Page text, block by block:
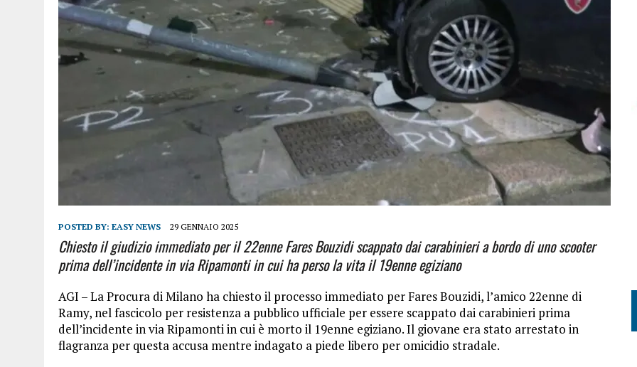
POSTED BY: EASY NEWS 29 GENNAIO 2025
Chiesto il giudizio immediato per il 22enne Fares Bouzidi scappato dai carabinieri a bordo di uno scooter
prima dell’incidente in via Ripamonti in cui ha perso la vita il 19enne egiziano
AGI – La Procura di Milano ha chiesto il processo immediato per Fares Bouzidi, l’amico 22enne di
Ramy, nel fascicolo per resistenza a pubblico ufficiale per essere scappato dai carabinieri prima
dell’incidente in via Ripamonti in cui è morto il 19enne egiziano. Il giovane era stato arrestato in
flagranza per questa accusa mentre indagato a piede libero per omicidio stradale.